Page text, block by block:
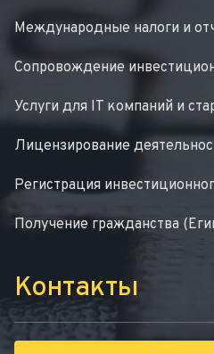
Международные налоги и
Сопровождение
Услуги для IT компаний и
Лицензирование
Регистрация
Получение гражданства
Контакты